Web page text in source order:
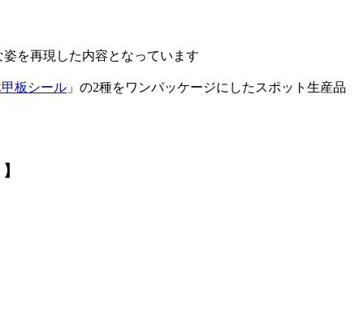
を再現した内容となっています
板シール 」の2種をワンパッケージにしたスポット生産品